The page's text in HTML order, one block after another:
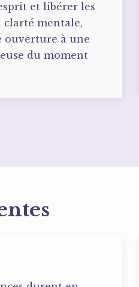
et libérer les
clarté mentale,
ouverture à une
du moment